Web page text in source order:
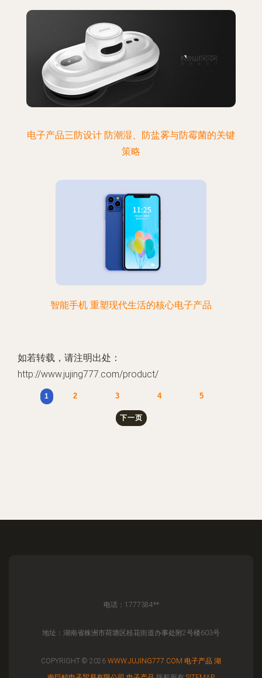
电子产品三防设计 防潮湿、防盐雾与防霉菌的关键
策略
智能手机 重塑现代生活的核心电子产品
如若转载，请注明出处：
http://www.jujing777.com/product/
1 2 3 4 5
下一页
电话：1777384**
地址：湖南省株洲市荷塘区桂花街道办事处附2号楼603号
COPYRIGHT © 2026 WWW.JUJING777.COM 电子产品 湖